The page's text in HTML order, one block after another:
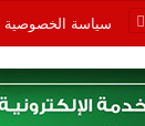
سياسة الخصوصية